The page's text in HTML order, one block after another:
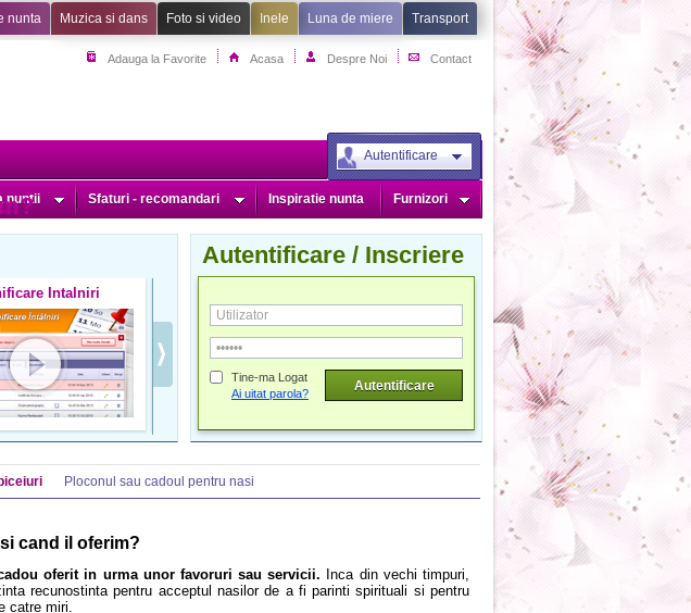
nunta Muzica si dans Foto si video Inele Luna de miere Transport
Adauga la Favorite Acasa Despre Noi Contact
Autentificare
nuntii Sfaturi - recomandari Inspiratie nunta Furnizori
Intalniri
Autentificare / Inscriere
Tine-ma Logat
Ai uitat parola?
Ploconul sau cadoul pentru nasi
cand il oferim?
oferit in urma unor favoruri sau servicii. Inca din vechi timpuri,
recunostinta pentru acceptul nasilor de a fi parinti spirituali si pentru
catre miri.